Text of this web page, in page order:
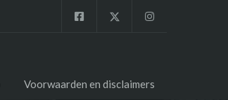
Voorwaarden en disclaimers